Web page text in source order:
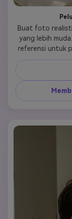
Buat foto
yang lebih
referensi untuk
kecil saya
jelas orang
identitas tetap
harus terasa
tubuh alami
proporsi
tidak